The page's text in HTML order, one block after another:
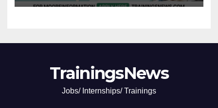
TrainingsNews
Jobs/ Internships/ Trainings